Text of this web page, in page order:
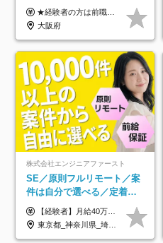
はない！｜ 不安を克服し、
年収アップした社員の実例
★経験者の方は前職の年収以上を保証します ★案件単価を開示した上で80％以上を還元します 月給25万円以上＋賞与年2回 ※経験や能力を考慮の上で優遇します ※試用期間が3ヶ月(その間の給与・待遇・雇用形態に変更はありません) ※月給には月20時間分のみなし残業手当(5万円)を含みます(超過分は別途支給) ★残業平均は月10時間以下ですので、毎月10時間分程度はお得です！
大阪府
株式会社エンジニアファースト
SE／原則フルリモート／案
件は自分で選べる／定着率
93%／20～30代活躍中！
【経験者】月給40万円～120万円(固定残業代含む)+各種手当 ★前職給与の総収入額を100％保証｜還元率84％〜100％ ★20代の平均年収570万円 ※月給には、みなし残業手当(月30時間／5万8000円以上)を含みます 超過分は別途追加支給 ※固定残業代は、時間外労働の有無に関わらず30時間分を、月5万8000円~15万7000円支給 ※上記を超える時間外労働分は追加で支給 【未経験者】月給21万円以上＋各種手当 固定残業なし(残業代発生分全額支給) ※6ヶ月の試用期間あり（※条件に変動なし） ▼単価連動性×還元率は84％～100％で収入の大幅UPが可能！ ・案件単価が月50万円の場合：年収417万円 ・案件単価が月70万円の場合：年収584万円 ・案件単価が月100万円の場合：年収834万円 ＜モデル年収＞ ▼400万円～500万円(入社初年度) ▼542万円～626万円(入社2年) ▼667万円～700万円(入社3年） ▼709万円～801万円(入社5年）
東京都_神奈川県_埼玉県_千葉県_大阪府_愛知県_北海道_青森県_岩手県_宮城県_秋田県_山形県_福島県_茨城県_栃木県_群馬県_新潟県_山梨県_長野県_富山県_石川県_福井県_静岡県_岐阜県_三重県_兵庫県_京都府_滋賀県_奈良県_和歌山県_広島県_岡山県_鳥取県_島根県_山口県_徳島県_香川県_愛媛県_高知県_福岡県_熊本県_佐賀県_長崎県_大分県_宮崎県_鹿児島県_沖縄県